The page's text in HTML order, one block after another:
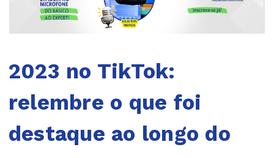
2023 no TikTok:
relembre o que foi
destaque ao longo do